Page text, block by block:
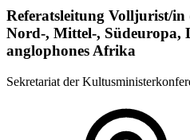
Referatsleitung Volljurist/
Nord-, Mittel-, Südeuropa,
anglophones Afrika
Sekretariat der